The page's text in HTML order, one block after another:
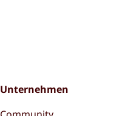
Unternehmen